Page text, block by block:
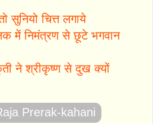
सुनियो चित्त लगाये
में निमंत्रण से छूटे भगवान
ने श्रीकृष्ण से दुख क्यों
Prerak-kahani